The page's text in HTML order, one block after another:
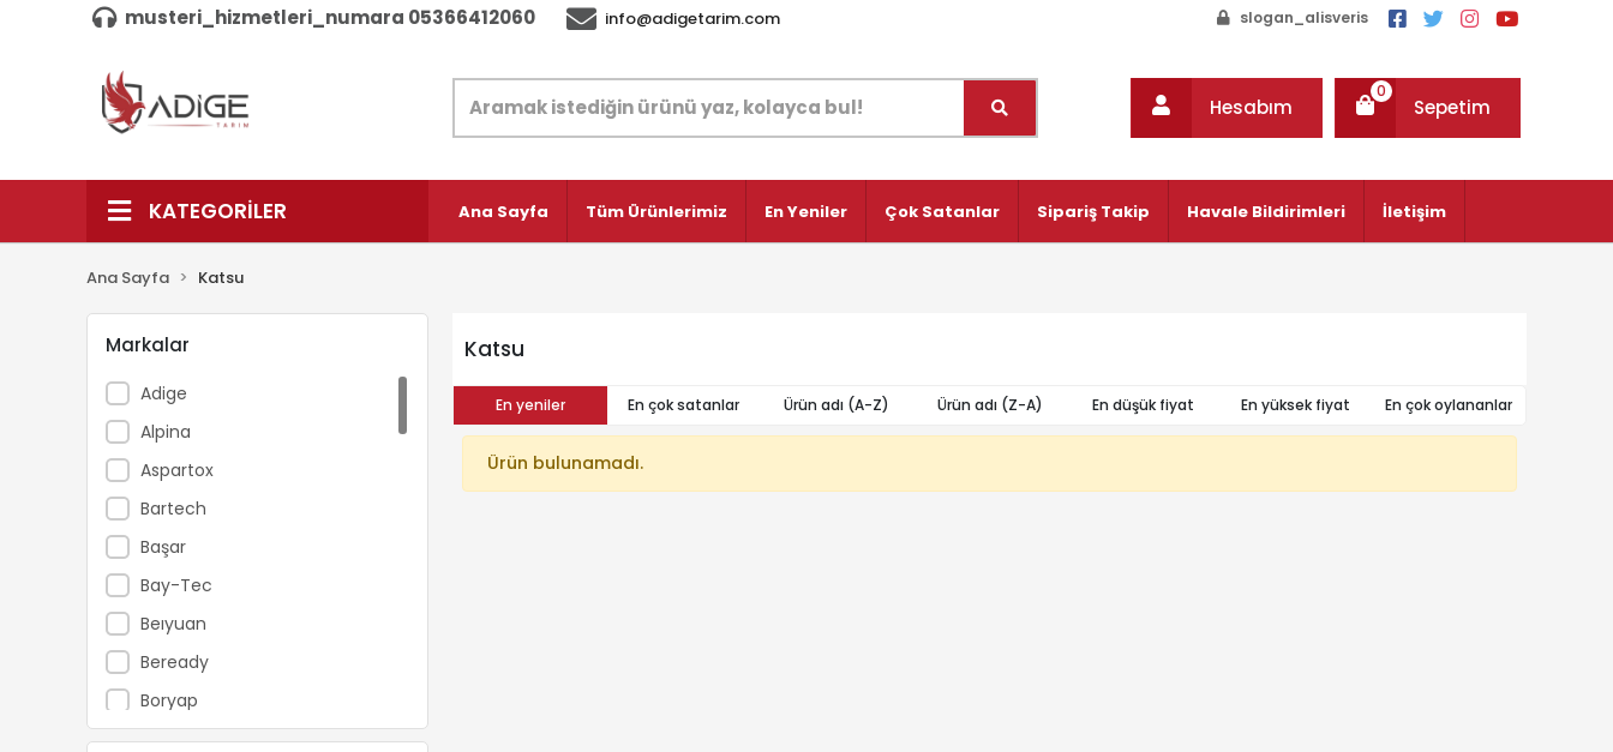
musteri_hizmetleri_numara 05366412060 info@adigetarim.com slogan_alisveris
Hesabım Sepetim
0
KATEGORİLER Ana Sayfa Tüm Ürünlerimiz En Yeniler Çok Satanlar Sipariş Takip Havale Bildirimleri İletişim
Ana Sayfa Katsu
Markalar
Adige
Alpina
Aspartox
Bartech
Başar
Bay-Tec
Beıyuan
Beready
Boryap
Brofar
Katsu
En yeniler En çok satanlar Ürün adı (A-Z) Ürün adı (Z-A) En düşük fiyat En yüksek fiyat En çok oylananlar
Ürün bulunamadı.